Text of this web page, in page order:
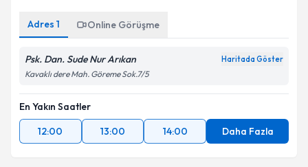
Adres 1 Online Görüşme
Psk. Dan. Sude Nur Arıkan Haritada Göster
Kavaklı dere Mah. Göreme Sok.7/5
En Yakın Saatler
12:00
13:00 14:00 Daha Fazla